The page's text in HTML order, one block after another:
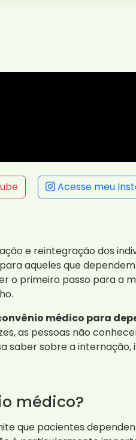
Acesse meu
e reintegração dos
aqueles que
o primeiro passo para a
médico para
as pessoas não
saber sobre a
médico?
que pacientes